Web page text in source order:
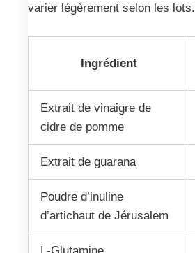
varier légèrement selon les lots.
Ingrédient
Extrait de vinaigre de
cidre de pomme
Extrait de guarana
Poudre d’inuline
d’artichaut de Jérusalem
L-Glutamine